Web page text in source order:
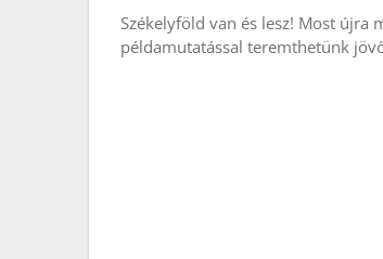
Székelyföld van és lesz! Most újra
példamutatással teremthetünk